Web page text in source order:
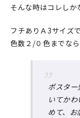
そんな時はコレしか
フチありＡ3サイズ
色数２/０色までな
ポスタ
いてか
めて、